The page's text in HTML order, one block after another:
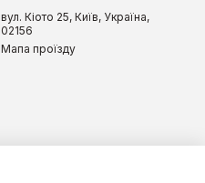
вул. Кіото 25, Київ, Україна,
02156
Мапа проїзду